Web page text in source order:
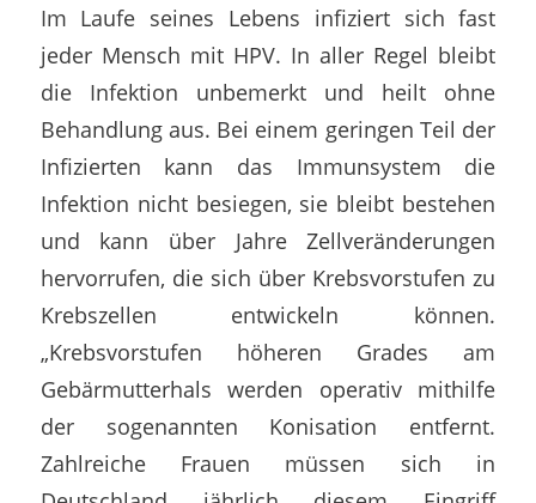
Im Laufe seines Lebens infiziert sich fast
jeder Mensch mit HPV. In aller Regel bleibt
die Infektion unbemerkt und heilt ohne
Behandlung aus. Bei einem geringen Teil der
Infizierten kann das Immunsystem die
Infektion nicht besiegen, sie bleibt bestehen
und kann über Jahre Zellveränderungen
hervorrufen, die sich über Krebsvorstufen zu
Krebszellen entwickeln können.
„Krebsvorstufen höheren Grades am
Gebärmutterhals werden operativ mithilfe
der sogenannten Konisation entfernt.
Zahlreiche Frauen müssen sich in